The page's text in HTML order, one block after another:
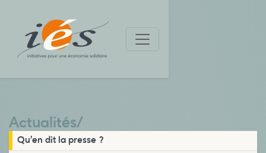
Actualités/
Qu’en dit la presse ?